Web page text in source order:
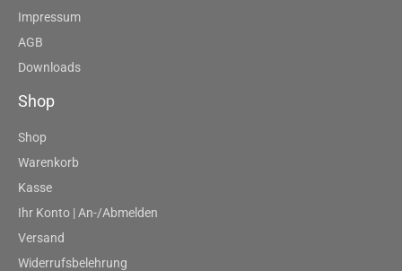
Impressum
AGB
Downloads
Shop
Shop
Warenkorb
Kasse
Ihr Konto | An-/Abmelden
Versand
Widerrufsbelehrung